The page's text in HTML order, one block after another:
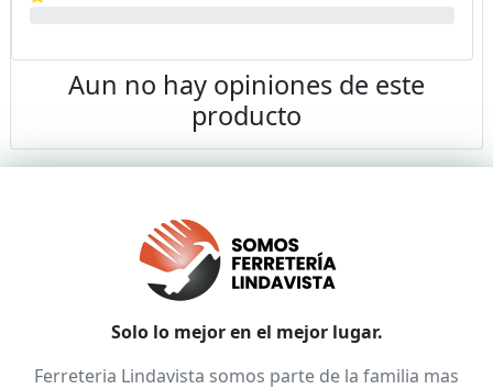
Aun no hay opiniones de este
producto
Solo lo mejor en el mejor lugar.
Ferreteria Lindavista somos parte de la familia mas